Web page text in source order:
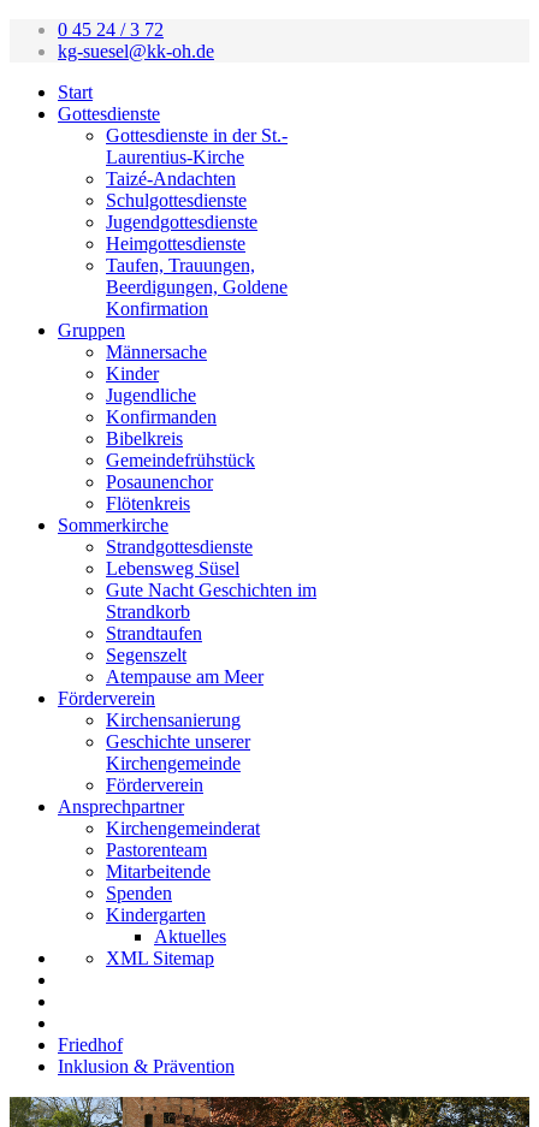
0 45 24 / 3 72
kg-suesel@kk-oh.de
Start
Gottesdienste
Gottesdienste in der St.-
Laurentius-Kirche
Taizé-Andachten
Schulgottesdienste
Jugendgottesdienste
Heimgottesdienste
Taufen, Trauungen,
Beerdigungen, Goldene
Konfirmation
Gruppen
Männersache
Kinder
Jugendliche
Konfirmanden
Bibelkreis
Gemeindefrühstück
Posaunenchor
Flötenkreis
Sommerkirche
Strandgottesdienste
Lebensweg Süsel
Gute Nacht Geschichten im
Strandkorb
Strandtaufen
Segenszelt
Atempause am Meer
Förderverein
Kirchensanierung
Geschichte unserer
Kirchengemeinde
Förderverein
Ansprechpartner
Kirchengemeinderat
Pastorenteam
Mitarbeitende
Spenden
Kindergarten
Aktuelles
XML Sitemap
Friedhof
Inklusion & Prävention